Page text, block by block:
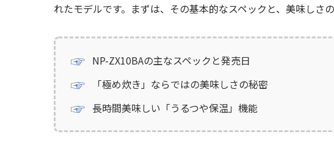
れたモデルです。まずは、その基本的なスペックと、美味しさの
NP-ZX10BAの主なスペックと発売日
「極め炊き」ならではの美味しさの秘密
長時間美味しい「うるつや保温」機能